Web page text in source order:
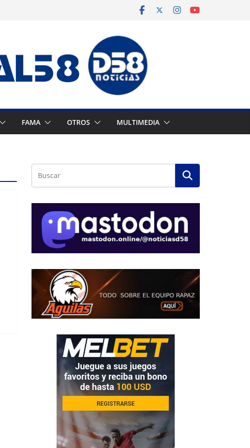
FAMA OTROS MULTIMEDIA